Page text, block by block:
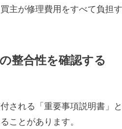
主が修理費用をすべて負担
整合性を確認する
される「重要事項説明書」
ことがあります。